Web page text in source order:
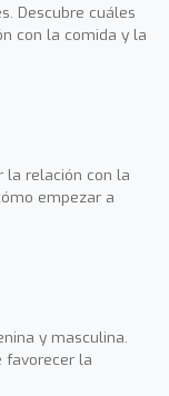
Descubre cuáles
con la comida y la
la relación con la
empezar a
y masculina.
favorecer la